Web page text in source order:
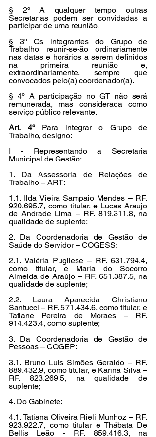
§ 2º A qualquer tempo outras
Secretarias podem ser convidadas a
participar de uma reunião.
§ 3º Os integrantes do Grupo de
Trabalho reunir-se-ão ordinariamente
nas datas e horários a serem definidos
na primeira reunião e,
extraordinariamente, sempre que
convocados pelo(a) coordenador(a).
§ 4º A participação no GT não será
remunerada, mas considerada como
serviço público relevante.
Art. 4º Para integrar o Grupo de
Trabalho, designo:
I - Representando a Secretaria
Municipal de Gestão:
1. Da Assessoria de Relações de
Trabalho – ART:
1.1. Ilda Vieira Sampaio Mendes – RF.
920.695.7, como titular, e Lucas Araujo
de Andrade Lima – RF. 819.311.8, na
qualidade de suplente;
2. Da Coordenadoria de Gestão de
Saúde do Servidor – COGESS:
2.1. Valéria Pugliese – RF. 631.794.4,
como titular, e Maria do Socorro
Almeida de Araújo – RF. 651.387.5, na
qualidade de suplente;
2.2. Laura Aparecida Christiano
Santucci – RF. 571.434.6, como titular, e
Tatiane Pereira de Moraes – RF.
914.423.4, como suplente;
3. Da Coordenadoria de Gestão de
Pessoas – COGEP:
3.1. Bruno Luis Simões Geraldo – RF.
889.432.9, como titular, e Karina Silva –
RF. 823.269.5, na qualidade de
suplente;
4. Do Gabinete:
4.1. Tatiana Oliveira Rieli Munhoz – RF.
923.922.7, como titular e Thábata De
Bellis Leão - RF. 859.416.3, na